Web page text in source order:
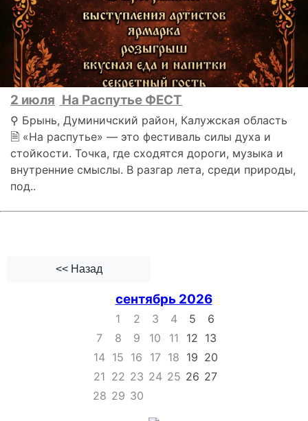
2 июля На Распутье ФЕСТ
⚲ Брынь, Думиничский район, Калужская область
🗎 «На распутье» — это фестиваль силы духа и
стойкости. Точка, где сходятся дороги, музыка и
внутренние смыслы. В разгар лета, среди природы,
под..
<< Назад
сентябрь 2026
1 2 3 4 5
6
7
8 9 10 11 12 13
14 15 16 17 18 19 20
21 22 23 24 25 26 27
28 29 30